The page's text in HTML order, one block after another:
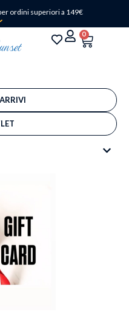
ordini superiori a 149€
0